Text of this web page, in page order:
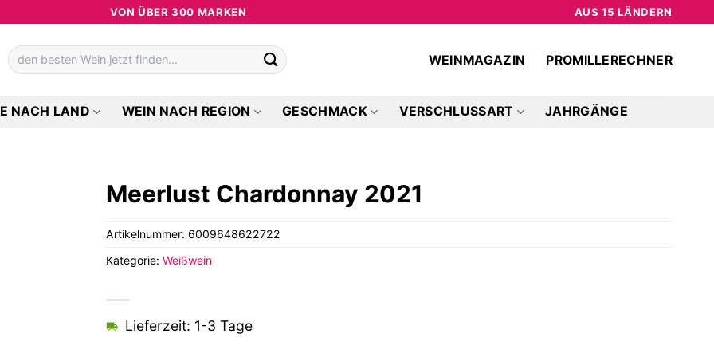
VON ÜBER 300 MARKEN AUS 15 LÄNDERN
Suchen
nach:
WEINMAGAZIN PROMILLERECHNER
NACH LAND WEIN NACH REGION GESCHMACK VERSCHLUSSART JAHRGÄNGE
Meerlust Chardonnay 2021
Lieferzeit: 1-3 Tage
Artikelnummer: 6009648622722
Kategorie:Weißwein